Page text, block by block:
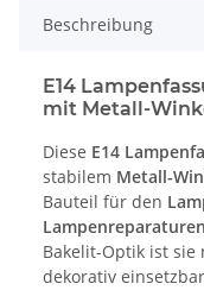
Beschreibung
E14
mit Metall-
Diese E14
stabilem Metall-
Bauteil für den
Lampenreparaturen
Bakelit-Optik ist
dekorativ